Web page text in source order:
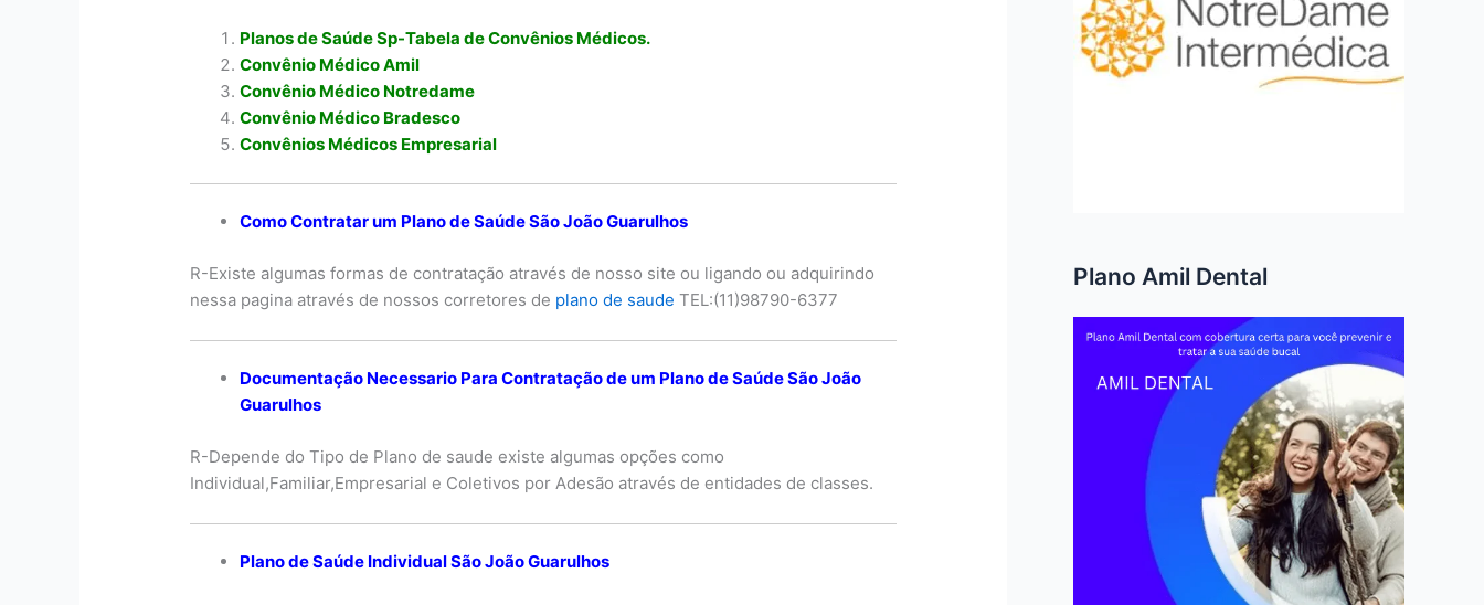
Planos de Saúde Sp-Tabela de Convênios Médicos.
Convênio Médico Amil
Convênio Médico Notredame
Convênio Médico Bradesco
Convênios Médicos Empresarial
Como Contratar um Plano de Saúde São João Guarulhos
R-Existe algumas formas de contratação através de nosso site ou ligando ou adquirindo
nessa pagina através de nossos corretores de plano de saude TEL:(11)98790-6377
Documentação Necessario Para Contratação de um Plano de Saúde São João
Guarulhos
R-Depende do Tipo de Plano de saude existe algumas opções como
Individual,Familiar,Empresarial e Coletivos por Adesão através de entidades de classes.
Plano de Saúde Individual São João Guarulhos
Plano Amil Dental